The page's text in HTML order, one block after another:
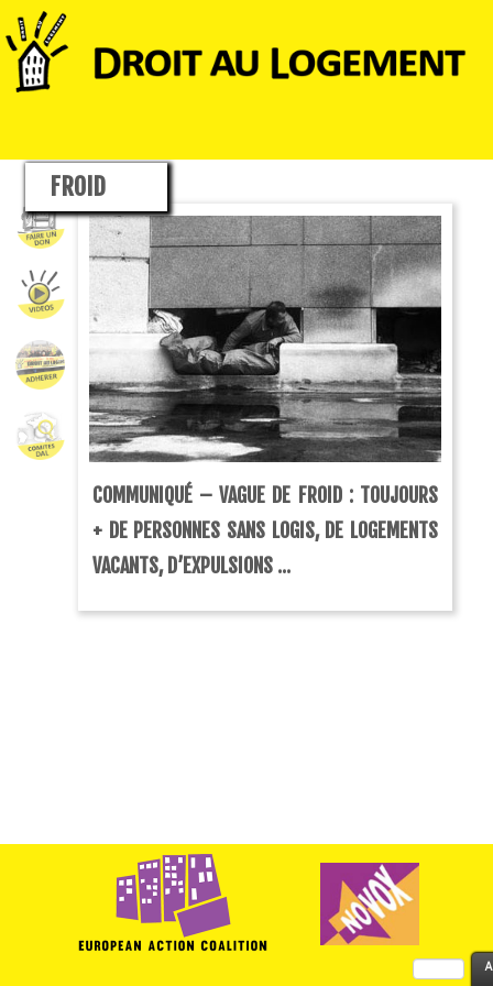
FROID
COMMUNIQUÉ – VAGUE DE FROID : TOUJOURS
+ DE PERSONNES SANS LOGIS, DE LOGEMENTS
VACANTS, D’EXPULSIONS ...
Rechercher :